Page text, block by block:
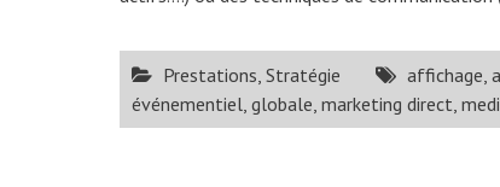
Prestations, Stratégie affichage,
événementiel, globale, marketing direct,